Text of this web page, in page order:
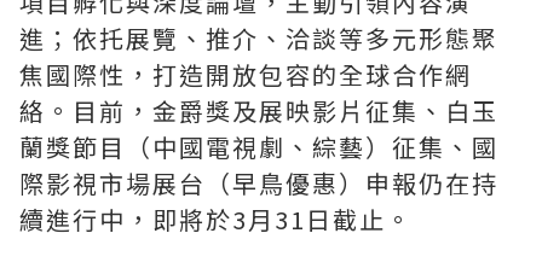
進；依托展覽、推介、洽談等多元形態聚
焦國際性，打造開放包容的全球合作網
絡。目前，金爵獎及展映影片征集、白玉
蘭獎節目（中國電視劇、綜藝）征集、國
際影視市場展台（早鳥優惠）申報仍在持
續進行中，即將於3月 31 日截止。